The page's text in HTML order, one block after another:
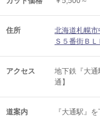
住所
北海道札幌
Ｓ５番街ＢＬ
アクセス
地下鉄『大
通】
道案内
『大通駅』